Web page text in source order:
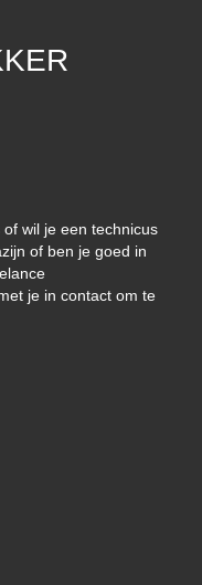
wil je een technicus
of ben je goed in
je in contact om te